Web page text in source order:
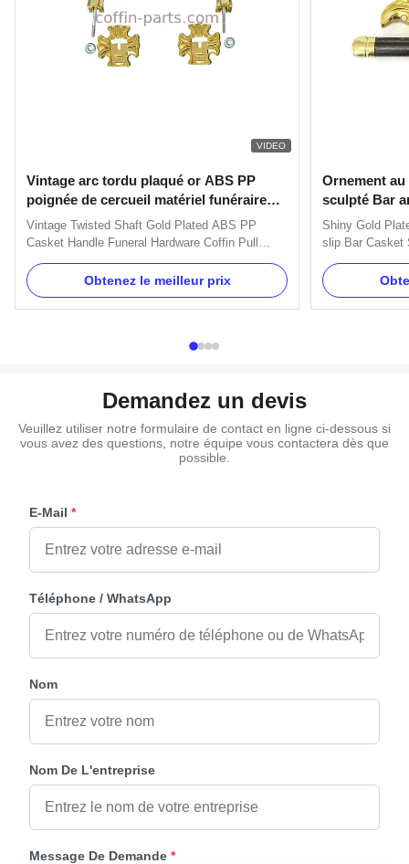
VIDEO
Vintage arc tordu plaqué or ABS PP
poignée de cercueil matériel funéraire
poignée de coffre
Vintage Twisted Shaft Gold Plated ABS PP
Casket Handle Funeral Hardware Coffin Pull
Handle ABS and PP Plastic Material Coffin
Handle with Pale Gold Specification Six pcs
plastc as a set, and the material is PP recycle.
Item Name H9013 Material Plastic (PP, ABS)
Obtenez le meilleur prix
Ornement
sculpté Bar
pivotantes
funéraire
Shiny Gold
slip Bar Casket
Coffin
plastic
2 long bars
Lotus Swing
Demandez un devis
Veuillez utiliser notre formulaire de contact en ligne ci-dessous si
vous avez des questions, notre équipe vous contactera dès que
possible.
E-Mail *
Téléphone / WhatsApp
Nom
Nom De L'entreprise
Message De Demande *